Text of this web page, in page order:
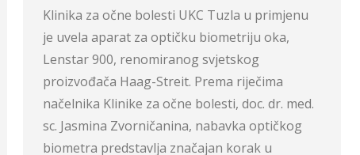
Klinika za očne bolesti UKC Tuzla u primjenu
je uvela aparat za optičku biometriju oka,
Lenstar 900, renomiranog svjetskog
proizvođača Haag-Streit. Prema riječima
načelnika Klinike za očne bolesti, doc. dr. med.
sc. Jasmina Zvorničanina, nabavka optičkog
biometra predstavlja značajan korak u